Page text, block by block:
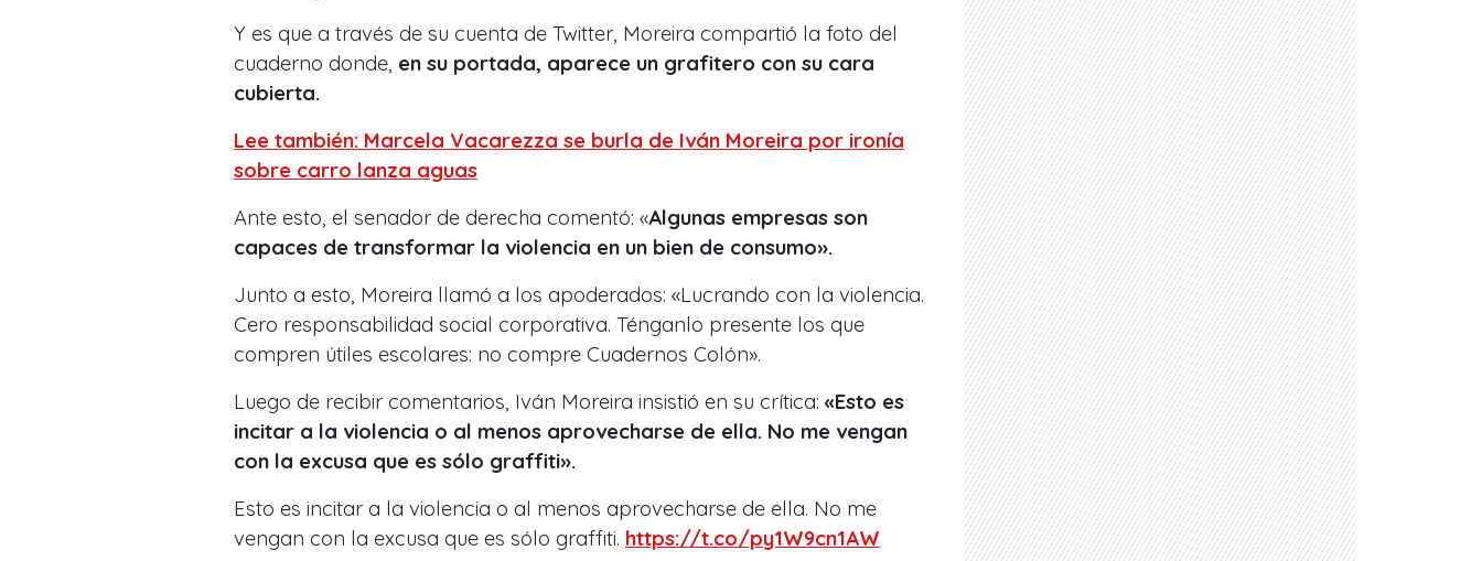
Y es que a través de su cuenta de Twitter, Moreira compartió la foto del
cuaderno donde, en su portada, aparece un grafitero con su cara
cubierta.
Lee también: Marcela Vacarezza se burla de Iván Moreira por ironía
sobre carro lanza aguas
Ante esto, el senador de derecha comentó: «Algunas empresas son
capaces de transformar la violencia en un bien de consumo».
Junto a esto, Moreira llamó a los apoderados: «Lucrando con la violencia.
Cero responsabilidad social corporativa. Ténganlo presente los que
compren útiles escolares: no compre Cuadernos Colón».
Luego de recibir comentarios, Iván Moreira insistió en su crítica: «Esto es
incitar a la violencia o al menos aprovecharse de ella. No me vengan
con la excusa que es sólo graffiti».
Esto es incitar a la violencia o al menos aprovecharse de ella. No me
vengan con la excusa que es sólo graffiti. https://t.co/py1W9cn1AW